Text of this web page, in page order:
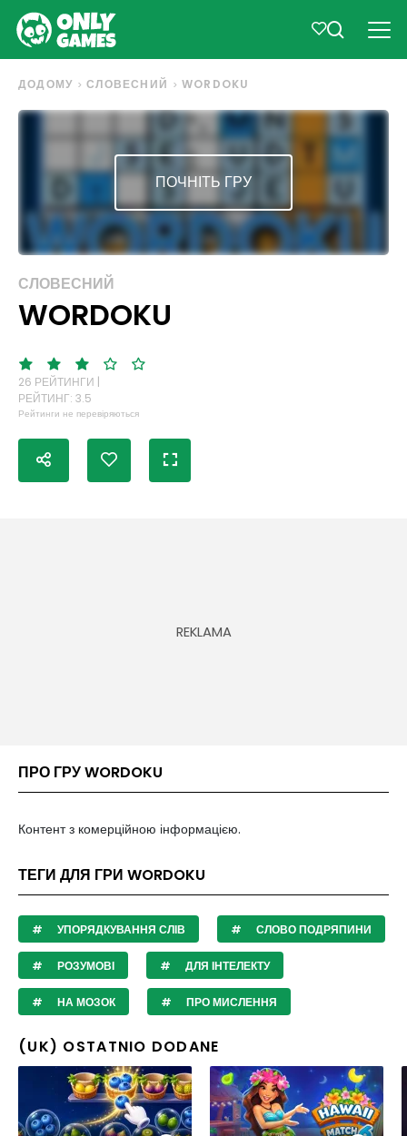
ДОДОМУ СЛОВЕСНИЙ WORDOKU
ПОЧНІТЬ ГРУ
СЛОВЕСНИЙ
WORDOKU
26 РЕЙТИНГИ |
РЕЙТИНГ: 3.5
Рейтинги не перевіряються
ПРО ГРУ WORDOKU
Контент з комерційною інформацією.
ТЕГИ ДЛЯ ГРИ WORDOKU
УПОРЯДКУВАННЯ СЛІВ СЛОВО ПОДРЯПИНИ
РОЗУМОВІ ДЛЯ ІНТЕЛЕКТУ
НА МОЗОК ПРО МИСЛЕННЯ
(UK) OSTATNIO DODANE